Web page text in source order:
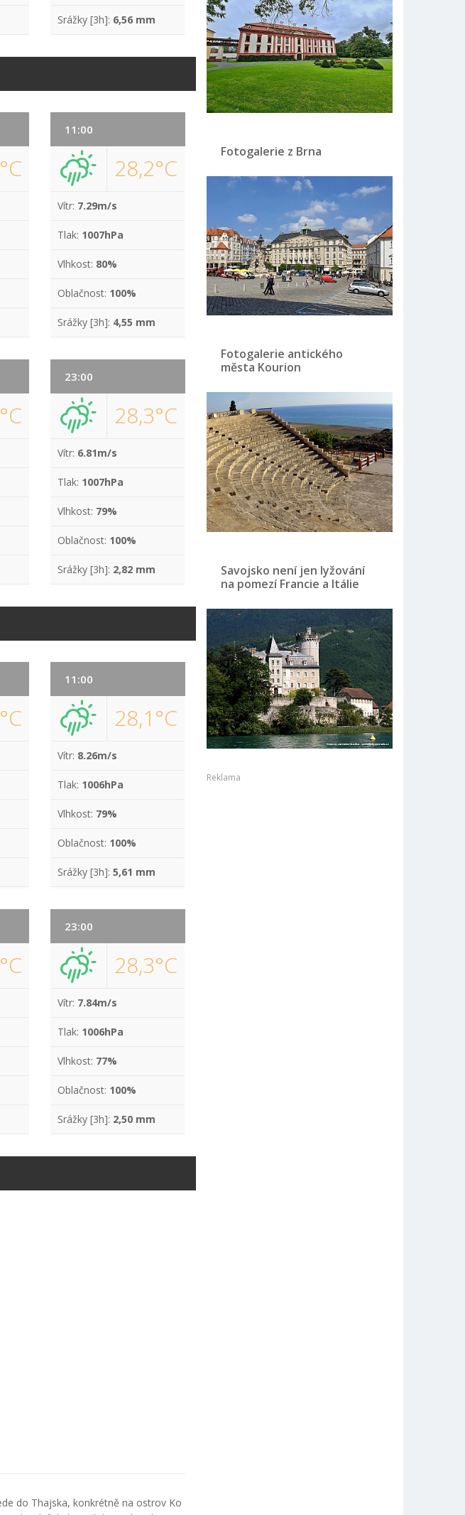
Srážky [3h]: 6,56 mm
11:00
28,2°C
Vítr: 7.29m/s
Tlak: 1007hPa
Vlhkost: 80%
Oblačnost: 100%
Srážky [3h]: 4,55 mm
23:00
28,3°C
Vítr: 6.81m/s
Tlak: 1007hPa
Vlhkost: 79%
Oblačnost: 100%
Srážky [3h]: 2,82 mm
11:00
28,1°C
Vítr: 8.26m/s
Tlak: 1006hPa
Vlhkost: 79%
Oblačnost: 100%
Srážky [3h]:5,61 mm
23:00
28,3°C
Vítr: 7.84m/s
Tlak: 1006hPa
Vlhkost: 77%
Oblačnost: 100%
Srážky [3h]: 2,50 mm
do Thajska, konkrétně na ostrov Ko
Fotogalerie z Brna
Fotogalerie antického
města Kourion
Savojsko není jen lyžování
na pomezí Francie a Itálie
Reklama